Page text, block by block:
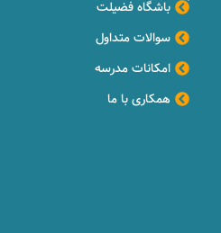
باشگاه فضیلت
سوالات متداول
امکانات مدرسه
همکاری با ما